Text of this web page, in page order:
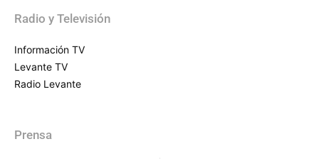
Radio y Televisión
Información TV
Levante TV
Radio Levante
Prensa